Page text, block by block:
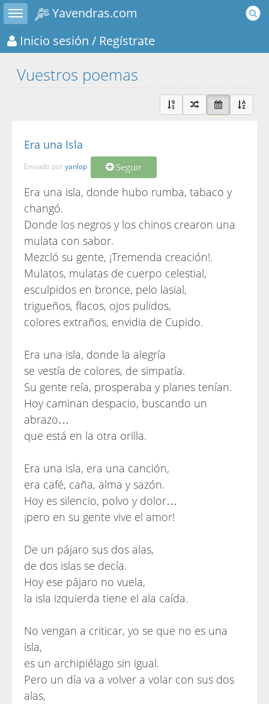
Toggle sidebar
Yavendras.com
Inicio sesión / Regístrate
Vuestros poemas
Era una Isla
Enviado por yanlop Seguir
Era una isla, donde hubo rumba, tabaco y
changó.
Donde los negros y los chinos crearon una
mulata con sabor.
Mezcló su gente, ¡Tremenda creación!.
Mulatos, mulatas de cuerpo celestial,
esculpidos en bronce, pelo lasial,
trigueños, flacos, ojos pulidos,
colores extraños, envidia de Cupido.
Era una isla, donde la alegría
se vestía de colores, de simpatía.
Su gente reía, prosperaba y planes tenían.
Hoy caminan despacio, buscando un
abrazo…
que está en la otra orilla.
Era una isla, era una canción,
era café, caña, alma y sazón.
Hoy es silencio, polvo y dolor…
¡pero en su gente vive el amor!
De un pájaro sus dos alas,
de dos islas se decía.
Hoy ese pájaro no vuela,
la isla izquierda tiene el ala caída.
No vengan a criticar, yo se que no es una
isla,
es un archipiélago sin igual.
Pero un día va a volver a volar con sus dos
alas,